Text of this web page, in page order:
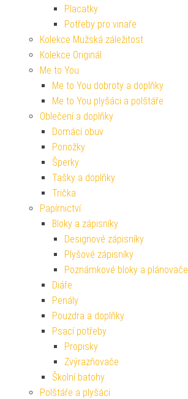
Placatky
Potřeby pro vinaře
Kolekce Mužská záležitost
Kolekce Originál
Me to You
Me to You dobroty a doplňky
Me to You plyšáci a polštáře
Oblečení a doplňky
Domácí obuv
Ponožky
Šperky
Tašky a doplňky
Trička
Papírnictví
Bloky a zápisníky
Designové zápisníky
Plyšové zápisníky
Poznámkové bloky a plánovače
Diáře
Penály
Pouzdra a doplňky
Psací potřeby
Propisky
Zvýrazňovače
Školní batohy
Polštáře a plyšáci